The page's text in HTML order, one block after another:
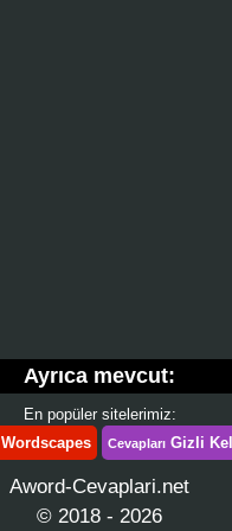
Ayrıca mevcut:
En popüler sitelerimiz:
Cevapları Gizli
Aword-Cevaplari.net
© 2018 - 2026